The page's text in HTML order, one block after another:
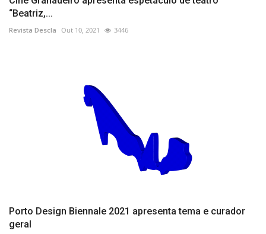
“Beatriz,...
Revista Descla Out 10, 2021 3446
Porto Design Biennale 2021 apresenta tema e curador
geral